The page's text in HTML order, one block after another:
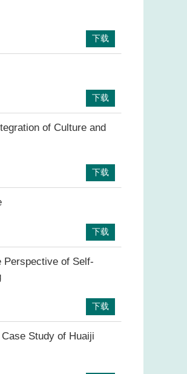
下载
下载
of Culture and
下载
下载
Perspective of Self-
下载
Study of Huaiji